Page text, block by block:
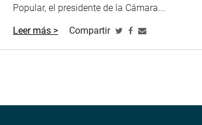
Popular, el presidente de la Cámara...
Leer más > Compartir